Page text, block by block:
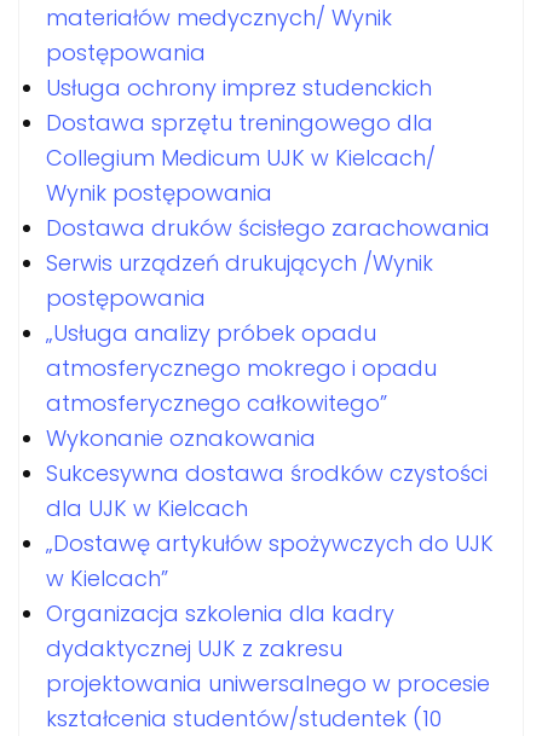
materiałów medycznych/ Wynik
postępowania
Usługa ochrony imprez studenckich
Dostawa sprzętu treningowego dla
Collegium Medicum UJK w Kielcach/
Wynik postępowania
Dostawa druków ścisłego zarachowania
Serwis urządzeń drukujących /Wynik
postępowania
„Usługa analizy próbek opadu
atmosferycznego mokrego i opadu
atmosferycznego całkowitego”
Wykonanie oznakowania
Sukcesywna dostawa środków czystości
dla UJK w Kielcach
„Dostawę artykułów spożywczych do UJK
w Kielcach”
Organizacja szkolenia dla kadry
dydaktycznej UJK z zakresu
projektowania uniwersalnego w procesie
kształcenia studentów/studentek (10